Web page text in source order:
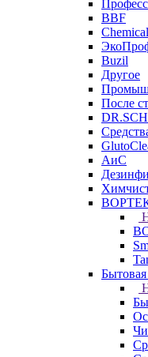
BBF
Buzil
Другое
После
АиС